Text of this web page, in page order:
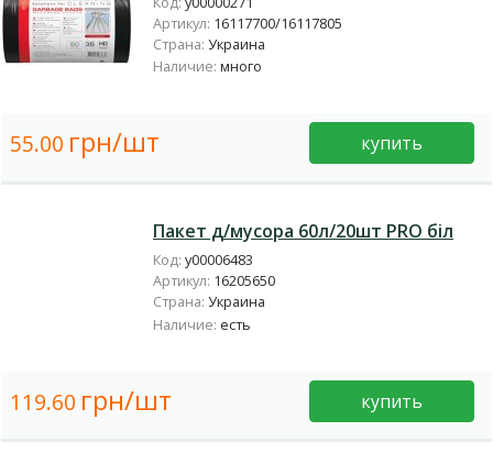
Артикул: 16117700/16117805
Страна: Украина
Наличие: много
55.00 грн/шт купить
Пакет д/мусора 60л/20шт PRO біл
Код: у00006483
Артикул: 16205650
Страна: Украина
Наличие: есть
119.60 грн/шт купить